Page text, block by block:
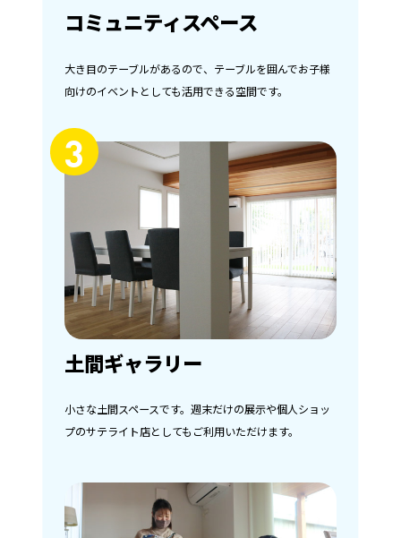
コミュニティスペース
大き目のテーブルがあるので、テーブルを囲んでお子様
向けのイベントとしても活用できる空間です。
3
土間ギャラリー
小さな土間スペースです。週末だけの展示や個人ショッ
プのサテライト店としてもご利用いただけます。